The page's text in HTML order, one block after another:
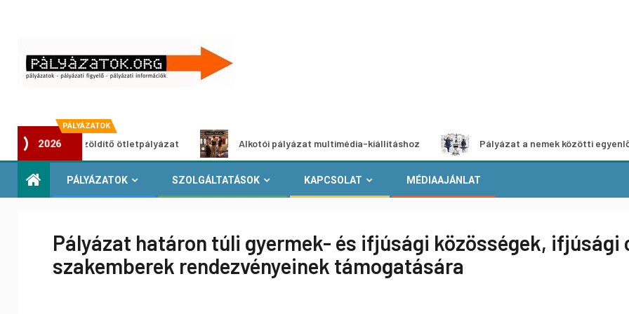
PÁLYÁZATOK
2026
Városzöldítő ötletpályázat Alkotói pályázat multimédia-kiállításhoz Pályázat a nemek közötti egyenlőség
PÁLYÁZATOK SZOLGÁLTATÁSOK KAPCSOLAT MÉDIAAJÁNLAT
Pályázat határon túli gyermek- és ifjúsági közösségek,
szakemberek rendezvényeinek támogatására